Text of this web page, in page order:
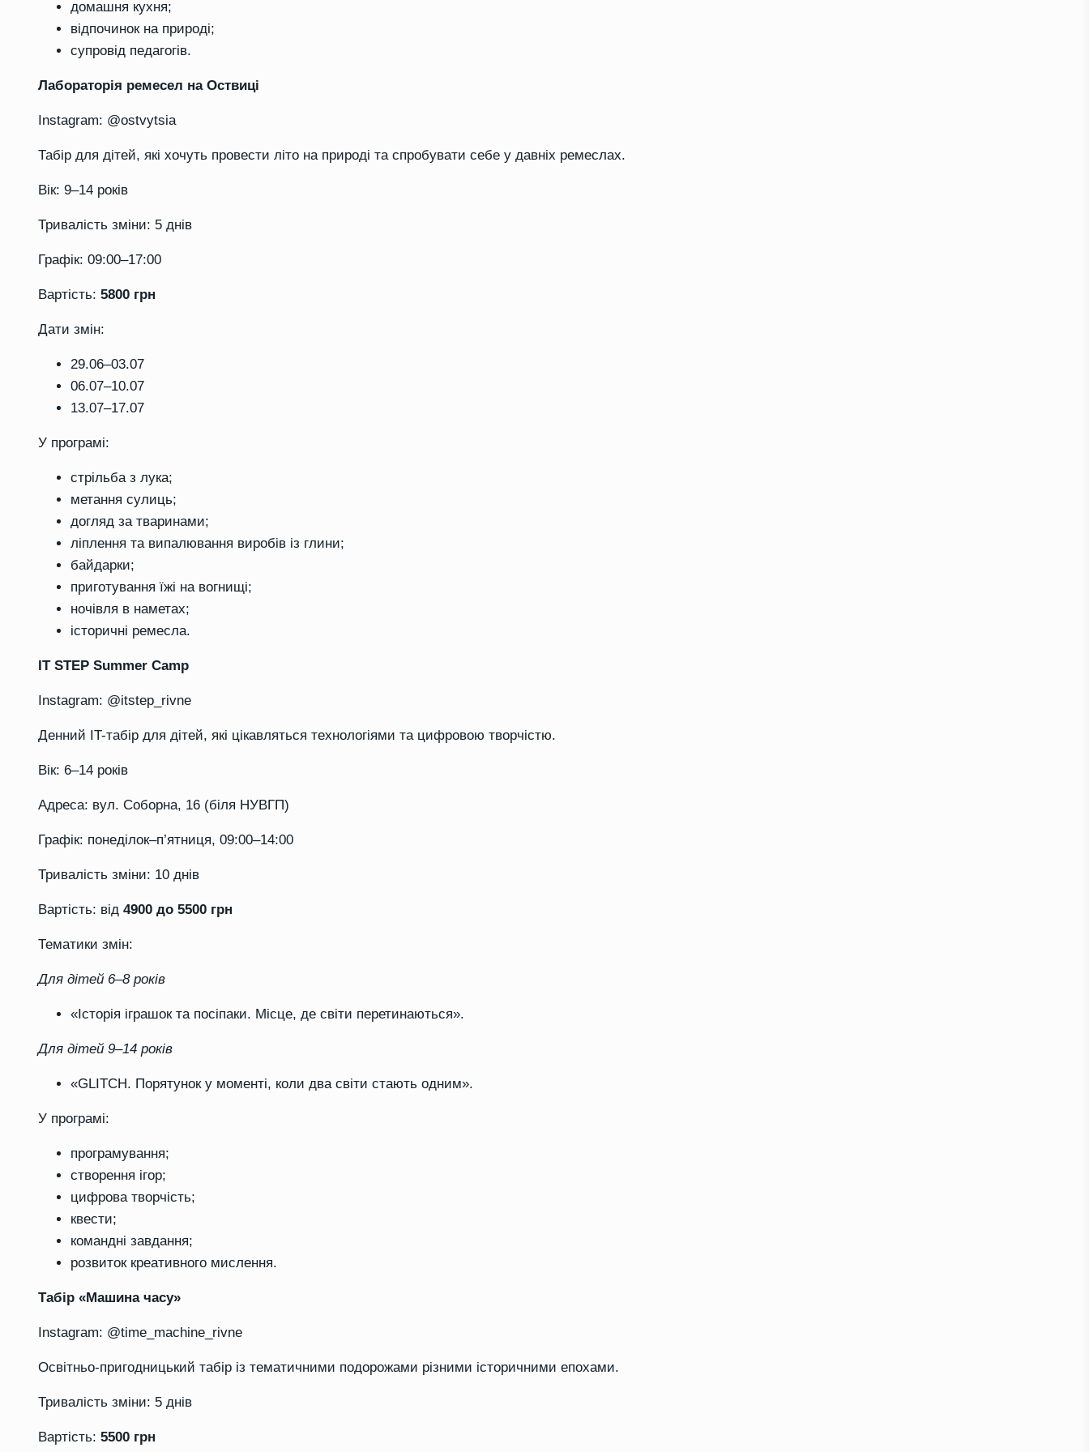
домашня кухня;
відпочинок на природі;
супровід педагогів.
Лабораторія ремесел на Оствиці
Instagram: @ostvytsia
Табір для дітей, які хочуть провести літо на природі та спробувати себе у давніх ремеслах.
Вік: 9–14 років
Тривалість зміни: 5 днів
Графік: 09:00–17:00
Вартість: 5800 грн
Дати змін:
29.06–03.07
06.07–10.07
13.07–17.07
У програмі:
стрільба з лука;
метання сулиць;
догляд за тваринами;
ліплення та випалювання виробів із глини;
байдарки;
приготування їжі на вогнищі;
ночівля в наметах;
історичні ремесла.
IT STEP Summer Camp
Instagram: @itstep_rivne
Денний IT-табір для дітей, які цікавляться технологіями та цифровою творчістю.
Вік: 6–14 років
Адреса: вул. Соборна, 16 (біля НУВГП)
Графік: понеділок–п’ятниця, 09:00–14:00
Тривалість зміни: 10 днів
Вартість: від 4900 до 5500 грн
Тематики змін:
Для дітей 6–8 років
«Історія іграшок та посіпаки. Місце, де світи перетинаються».
Для дітей 9–14 років
«GLITCH. Порятунок у моменті, коли два світи стають одним».
У програмі:
програмування;
створення ігор;
цифрова творчість;
квести;
командні завдання;
розвиток креативного мислення.
Табір «Машина часу»
Instagram: @time_machine_rivne
Освітньо-пригодницький табір із тематичними подорожами різними історичними епохами.
Тривалість зміни: 5 днів
Вартість: 5500 грн